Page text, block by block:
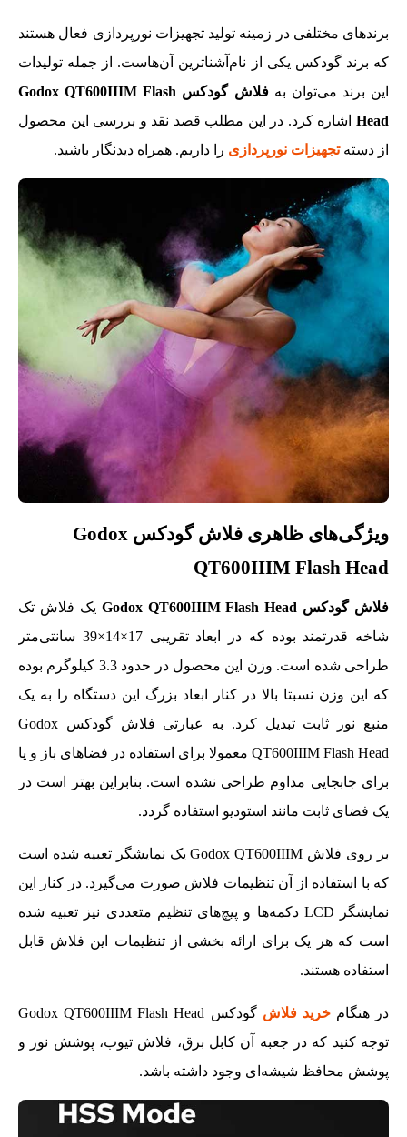
برندهای مختلفی در زمینه تولید تجهیزات نورپردازی فعال هستند
که برند گودکس یکی از نام‌آشناترین آن‌هاست. از جمله تولیدات
این برند می‌توان به
فلاش گودکس Godox QT600IIIM Flash
Head اشاره کرد. در این مطلب قصد نقد و بررسی این محصول
از دستهتجهیزات نورپردازی را داریم. همراه دیدنگار باشید.
ویژگی‌های ظاهری فلاش گودکس Godox
QT600IIIM Flash Head
فلاش گودکس Godox QT600IIIM Flash Head
یک فلاش تک
شاخه قدرتمند بوده که در ابعاد تقریبی 17×14×39 سانتی‌متر
طراحی شده است. وزن این محصول در حدود 3.3 کیلوگرم بوده
که این وزن نسبتا بالا در کنار ابعاد بزرگ این دستگاه را به یک
منبع نور ثابت تبدیل کرد. به عبارتی فلاش گودکس Godox
QT600IIIM Flash Head معمولا برای استفاده در فضاهای باز و یا
برای جابجایی مداوم طراحی نشده است. بنابراین بهتر است در
یک فضای ثابت مانند استودیو استفاده گردد.
بر روی فلاش Godox QT600IIIM یک نمایشگر تعبیه شده است
که با استفاده از آن تنظیمات فلاش صورت می‌گیرد. در کنار این
نمایشگر LCD دکمه‌ها و پیچ‌های تنظیم متعددی نیز تعبیه شده
است که هر یک برای ارائه بخشی از تنظیمات این فلاش قابل
استفاده هستند.
در هنگامخرید فلاش
گودکس Godox QT600IIIM Flash Head
توجه کنید که در جعبه آن کابل برق، فلاش تیوب، پوشش نور و
پوشش محافظ شیشه‌ای وجود داشته باشد.